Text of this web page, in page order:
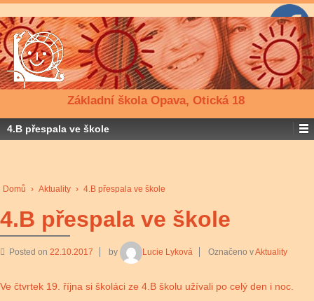
Základní škola Opava, Otická 18
4.B přespala ve škole
Domů › Aktuality › 4.B přespala ve škole
4.B přespala ve škole
Posted on 22.10.2017 by Lucie Lyková Označeno vAktuality
Ve čtvrtek 19. října si školáci ze 4.B školu užívali po celý den i noc.